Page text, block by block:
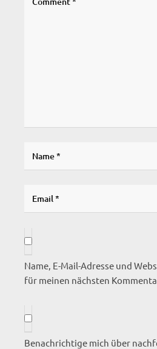
Name, E-Mail-Adresse und
für meinen nächsten
Benachrichtige mich über